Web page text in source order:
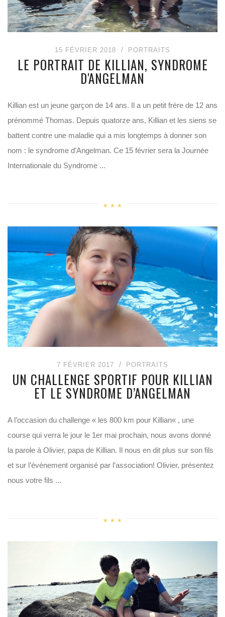
15 FÉVRIER 2018 PORTRAITS
LE PORTRAIT DE KILLIAN, SYNDROME
D'ANGELMAN
Killian est un jeune garçon de 14 ans. Il a un petit frère de 12 ans
prénommé Thomas. Depuis quatorze ans, Killian et les siens se
battent contre une maladie qui a mis longtemps à donner son
nom : le syndrome d’Angelman. Ce 15 février sera la Journée
Internationale du Syndrome ...
7 FÉVRIER 2017 PORTRAITS
UN CHALLENGE SPORTIF POUR KILLIAN
ET LE SYNDROME D’ANGELMAN
A l’occasion du challenge « les 800 km pour Killian« , une
course qui verra le jour le 1er mai prochain, nous avons donné
la parole à Olivier, papa de Killian. Il nous en dit plus sur son fils
et sur l’événement organisé par l’association! Olivier, présentez
nous votre fils ...